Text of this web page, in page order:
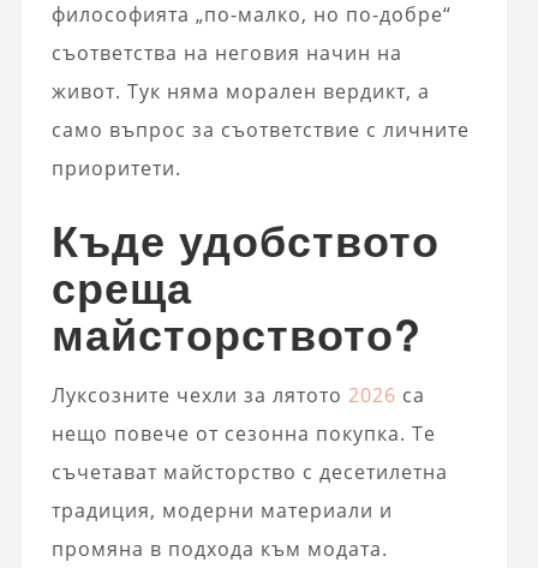
философията „по-малко, но по-добре“
съответства на неговия начин на
живот. Тук няма морален вердикт, а
само въпрос за съответствие с личните
приоритети.
Къде удобството
среща
майсторството?
Луксозните чехли за лятото 2026 са
нещо повече от сезонна покупка. Те
съчетават майсторство с десетилетна
традиция, модерни материали и
промяна в подхода към модата.